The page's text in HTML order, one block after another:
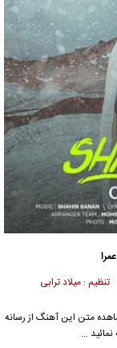
: میلاد ترابی
عمرا از شاهین بنان با کیفیت ۱۲۸ و ۳۲۰ و مشاهده متن این آهنگ از رسانه
…